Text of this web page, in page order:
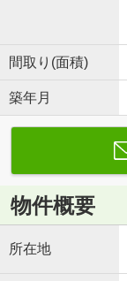
間取り(面積)
築年月
物件概要
所在地